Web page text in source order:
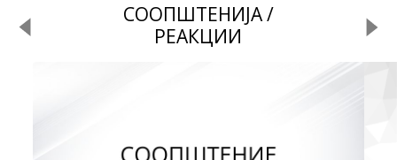
СООПШТЕНИЈА /
РЕАКЦИИ